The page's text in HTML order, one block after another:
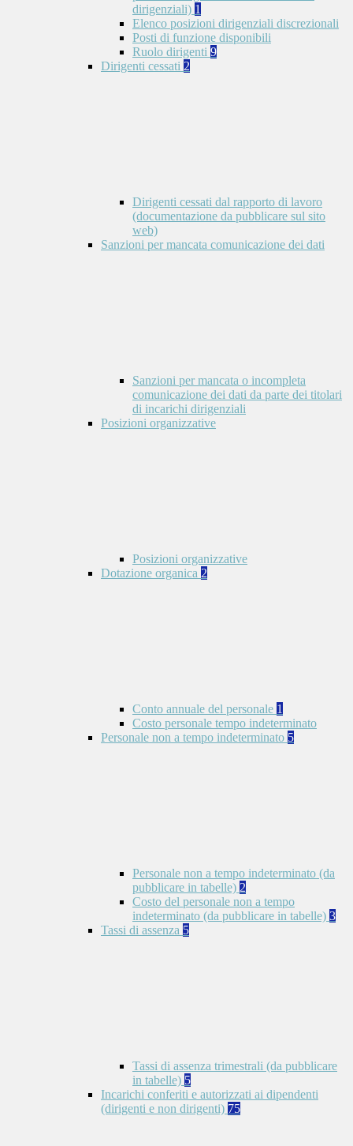
dirigenziali) 1
Elenco posizioni dirigenziali discrezionali
Posti di funzione disponibili
Ruolo dirigenti 9
Dirigenti cessati 2
Dirigenti cessati dal rapporto di lavoro
(documentazione da pubblicare sul sito
web)
Sanzioni per mancata comunicazione dei dati
Sanzioni per mancata o incompleta
comunicazione dei dati da parte dei titolari
di incarichi dirigenziali
Posizioni organizzative
Posizioni organizzative
Dotazione organica 2
Conto annuale del personale 1
Costo personale tempo indeterminato
Personale non a tempo indeterminato 5
Personale non a tempo indeterminato (da
pubblicare in tabelle) 2
Costo del personale non a tempo
indeterminato (da pubblicare in tabelle) 3
Tassi di assenza 5
Tassi di assenza trimestrali (da pubblicare
in tabelle) 5
Incarichi conferiti e autorizzati ai dipendenti
(dirigenti e non dirigenti) 75